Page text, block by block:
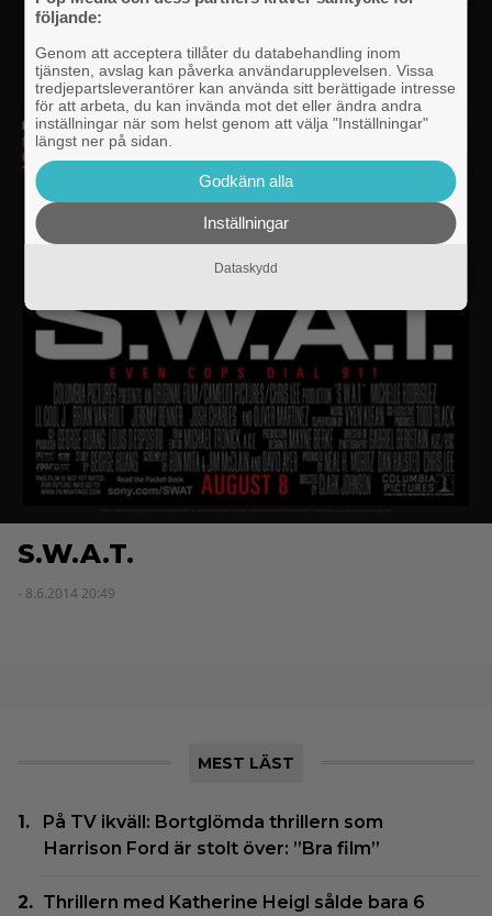
S.W.A.T.
- 8.6.2014 20:49
MEST LÄST
På TV ikväll: Bortglömda thrillern som
Harrison Ford är stolt över: ”Bra film”
Thrillern med Katherine Heigl sålde bara 6
följande:
Genom att acceptera tillåter du databehandling inom
tjänsten, avslag kan påverka användarupplevelsen. Vissa
tredjepartsleverantörer kan använda sitt berättigade intresse
för att arbeta, du kan invända mot det eller ändra andra
inställningar när som helst genom att välja "Inställningar"
längst ner på sidan.
Godkänn alla
Inställningar
Dataskydd